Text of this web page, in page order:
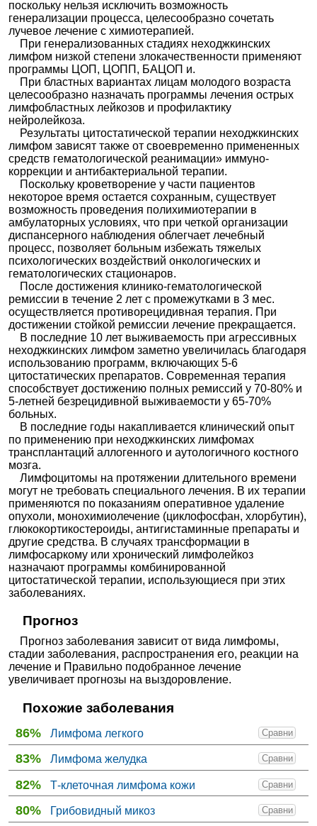
поскольку нельзя исключить возможность
генерализации процесса, целесообразно сочетать
лучевое лечение с химиотерапией.
При генерализованных стадиях неходжкинских
лимфом низкой степени злокачественности применяют
программы ЦОП, ЦОПП, БАЦОП и.
При бластных вариантах лицам молодого возраста
целесообразно назначать программы лечения острых
лимфобластных лейкозов и профилактику
нейролейкоза.
Результаты цитостатической терапии неходжкинских
лимфом зависят также от своевременно примененных
средств гематологической реанимации» иммуно-
коррекции и антибактериальной терапии.
Поскольку кроветворение у части пациентов
некоторое время остается сохранным, существует
возможность проведения полихимиотерапии в
амбулаторных условиях, что при четкой организации
диспансерного наблюдения облегчает лечебный
процесс, позволяет больным избежать тяжелых
психологических воздействий онкологических и
гематологических стационаров.
После достижения клинико-гематологической
ремиссии в течение 2 лет с промежутками в 3 мес.
осуществляется противорецидивная терапия. При
достижении стойкой ремиссии лечение прекращается.
В последние 10 лет выживаемость при агрессивных
неходжкинских лимфом заметно увеличилась благодаря
использованию программ, включающих 5-6
цитостатических препаратов. Современная терапия
способствует достижению полных ремиссий у 70-80% и
5-летней безрецидивной выживаемости у 65-70%
больных.
В последние годы накапливается клинический опыт
по применению при неходжкинских лимфомах
трансплантаций аллогенного и аутологичного костного
мозга.
Лимфоцитомы на протяжении длительного времени
могут не требовать специального лечения. В их терапии
применяются по показаниям оперативное удаление
опухоли, монохимиолечение (циклофосфан, хлорбутин),
глюкокортикостероиды, антигистаминные препараты и
другие средства. В случаях трансформации в
лимфосаркому или хронический лимфолейкоз
назначают программы комбинированной
цитостатической терапии, использующиеся при этих
заболеваниях.
Прогноз
Прогноз заболевания зависит от вида лимфомы,
стадии заболевания, распространения его, реакции на
лечение и Правильно подобранное лечение
увеличивает прогнозы на выздоровление.
Похожие заболевания
86% Сравни
Лимфома легкого
83% Сравни
Лимфома желудка
82% Сравни
Т-клеточная лимфома кожи
80% Сравни
Грибовидный микоз